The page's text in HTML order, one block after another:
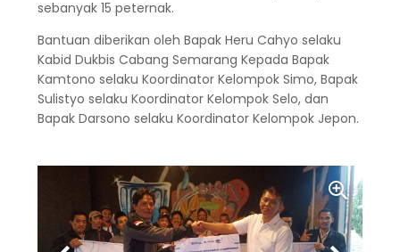
sebanyak 15 peternak.
Bantuan diberikan oleh Bapak Heru Cahyo selaku
Kabid Dukbis Cabang Semarang Kepada Bapak
Kamtono selaku Koordinator Kelompok Simo, Bapak
Sulistyo selaku Koordinator Kelompok Selo, dan
Bapak Darsono selaku Koordinator Kelompok Jepon.